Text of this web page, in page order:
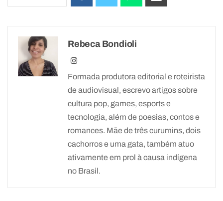
Rebeca Bondioli
Formada produtora editorial e roteirista
de audiovisual, escrevo artigos sobre
cultura pop, games, esports e
tecnologia, além de poesias, contos e
romances. Mãe de três curumins, dois
cachorros e uma gata, também atuo
ativamente em prol à causa indígena
no Brasil.